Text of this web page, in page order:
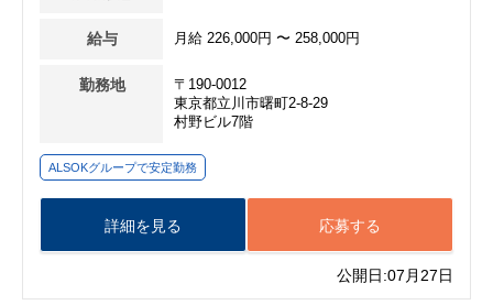
給与 月給 226,000円 〜 258,000円
勤務地
〒190-0012
東京都立川市曙町2-8-29
村野ビル7階
ALSOKグループで安定勤務
応募する
詳細を見る
公開日:07月27日